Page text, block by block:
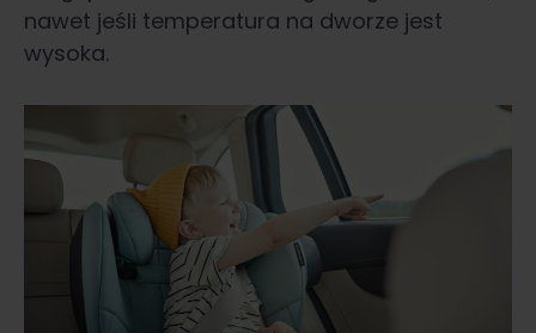
nawet jeśli temperatura na dworze jest
wysoka.